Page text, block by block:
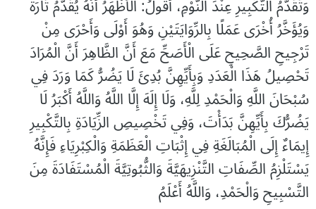
وَتَقَدُّمُ التَّكْبِيرِ عِنْدَ النَّوْمِ، أَقُولُ: الْأَظْهَرُ أَنَّهُ يُقَدَّمُ تَارَةً
وَيُؤَخَّرُ أُخْرَى عَمَلًا بِالرِّوَايَتَيْنِ وَهُوَ أَوْلَى وَأَحْرَى مِنْ
تَرْجِيحِ الصَّحِيحِ عَلَى الْأَصَحِّ مَعَ أَنَّ الظَّاهِرَ أَنَّ الْمُرَادَ
تَحْصِيلُ هَذَا الْعَدَدِ وَبِأَيِّهِنَّ بُدِئَ لَا يَضُرُّ كَمَا وَرَدَ فِي
سُبْحَانَ اللَّهِ وَالْحَمْدِ لِلَّهِ، وَلَا إِلَهَ إِلَّا اللَّهُ وَاللَّهُ أَكْبَرُ لَا
يَضُرُّكَ بِأَيِّهِنَّ بَدَأْتَ، وَفِي تَخْصِيصِ الزِّيَادَةِ بِالتَّكْبِيرِ
إِيمَاءٌ إِلَى الْمُبَالَغَةِ فِي إِثْبَاتِ الْعَظَمَةِ وَالْكِبْرِيَاءِ فَإِنَّهُ
يَسْتَلْزِمُ الصِّفَاتِ التَّنْزِيهَيَّةَ وَالثُّبُوتِيَّةَ الْمُسْتَفَادَةَ مِنَ
التَّسْبِيحِ وَالْحَمْدِ، وَاللَّهُ أَعْلَمُ